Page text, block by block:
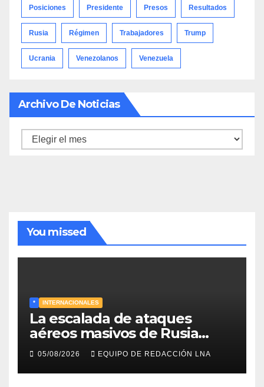
Posiciones Presidente Presos Resultados
Rusia Régimen Trabajadores Trump
Ucrania Venezolanos Venezuela
Archivo De Noticias
Archivo
You missed
* INTERNACIONALES
La escalada de ataques
aéreos masivos de Rusia
sobre Kiev y centros
energéticos eleva la tensión
en el conflicto ucraniano
05/08/2026 EQUIPO DE REDACCIÓN LNA